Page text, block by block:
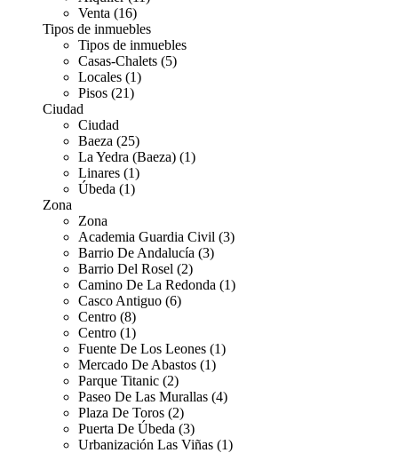
Venta (16)
Tipos de inmuebles
Tipos de inmuebles
Casas-Chalets (5)
Locales (1)
Pisos (21)
Ciudad
Ciudad
Baeza (25)
La Yedra (Baeza) (1)
Linares (1)
Úbeda (1)
Zona
Zona
Academia Guardia Civil (3)
Barrio De Andalucía (3)
Barrio Del Rosel (2)
Camino De La Redonda (1)
Casco Antiguo (6)
Centro (8)
Centro (1)
Fuente De Los Leones (1)
Mercado De Abastos (1)
Parque Titanic (2)
Paseo De Las Murallas (4)
Plaza De Toros (2)
Puerta De Úbeda (3)
Urbanización Las Viñas (1)